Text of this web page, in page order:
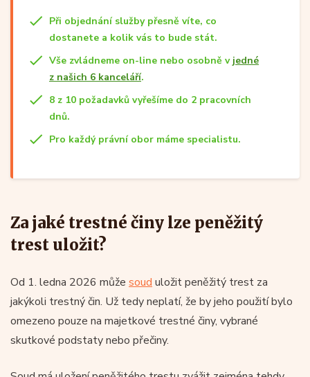
Při objednání služby přesně víte, co
dostanete a kolik vás to bude stát.
Vše zvládneme on-line nebo osobně v jedné
z našich 6 kanceláří.
8 z 10 požadavků vyřešíme do 2 pracovních
dnů.
Pro každý právní obor máme specialistu.
Za jaké trestné činy lze peněžitý
trest uložit?
Od 1. ledna 2026 může soud uložit peněžitý trest za
jakýkoli trestný čin. Už tedy neplatí, že by jeho použití bylo
omezeno pouze na majetkové trestné činy, vybrané
skutkové podstaty nebo přečiny.